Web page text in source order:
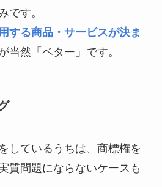
です。
する商品・サービスが決ま
当然「ベター」です。
しているうちは、商標権を
質問題にならないケースも